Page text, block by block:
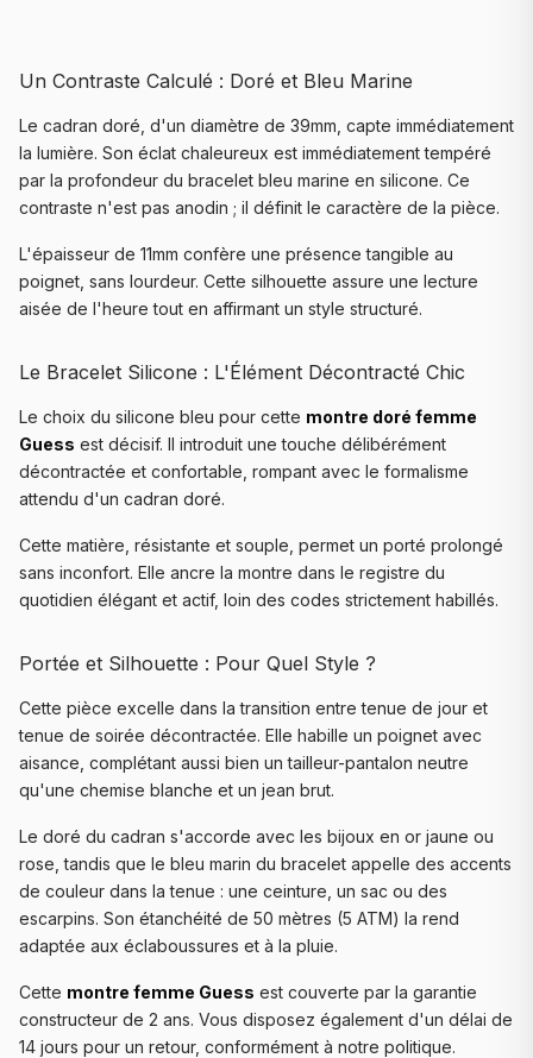
Un Contraste Calculé : Doré et Bleu Marine
Le cadran doré, d'un diamètre de 39mm, capte immédiatement
la lumière. Son éclat chaleureux est immédiatement tempéré
par la profondeur du bracelet bleu marine en silicone. Ce
contraste n'est pas anodin ; il définit le caractère de la pièce.
L'épaisseur de 11mm confère une présence tangible au
poignet, sans lourdeur. Cette silhouette assure une lecture
aisée de l'heure tout en affirmant un style structuré.
Le Bracelet Silicone : L'Élément Décontracté Chic
Le choix du silicone bleu pour cette montre doré femme
Guess est décisif. Il introduit une touche délibérément
décontractée et confortable, rompant avec le formalisme
attendu d'un cadran doré.
Cette matière, résistante et souple, permet un porté prolongé
sans inconfort. Elle ancre la montre dans le registre du
quotidien élégant et actif, loin des codes strictement habillés.
Portée et Silhouette : Pour Quel Style ?
Cette pièce excelle dans la transition entre tenue de jour et
tenue de soirée décontractée. Elle habille un poignet avec
aisance, complétant aussi bien un tailleur-pantalon neutre
qu'une chemise blanche et un jean brut.
Le doré du cadran s'accorde avec les bijoux en or jaune ou
rose, tandis que le bleu marin du bracelet appelle des accents
de couleur dans la tenue : une ceinture, un sac ou des
escarpins. Son étanchéité de 50 mètres (5 ATM) la rend
adaptée aux éclaboussures et à la pluie.
Cette montre femme Guess est couverte par la garantie
constructeur de 2 ans. Vous disposez également d'un délai de
14 jours pour un retour, conformément à notre politique.